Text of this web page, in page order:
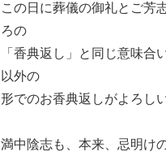
この日に葬儀の御礼とご芳
ろの
「香典返し」と同じ意味
以外の
形でのお香典返しがよろし
満中陰志も、本来、忌明け